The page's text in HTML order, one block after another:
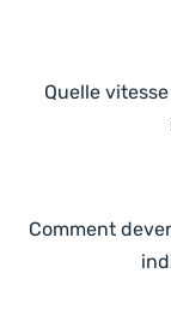
Quelle
Comment